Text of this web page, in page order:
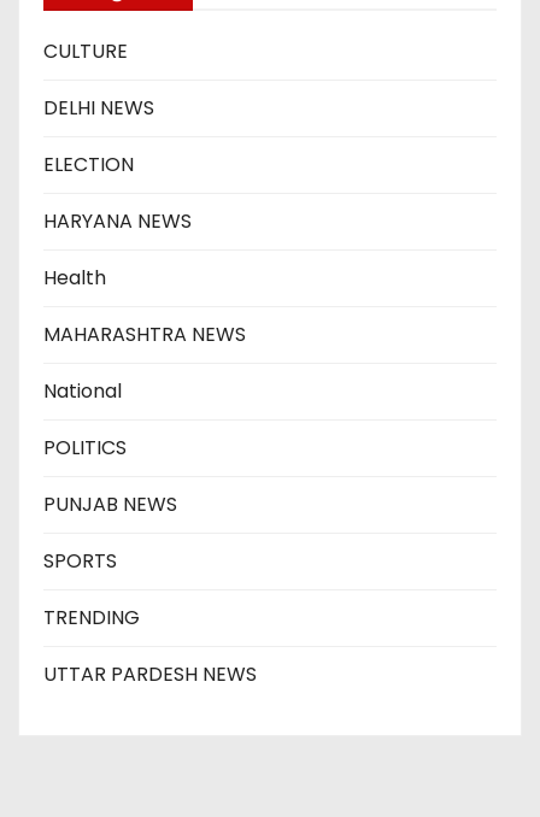
CULTURE
DELHI NEWS
ELECTION
HARYANA NEWS
Health
MAHARASHTRA NEWS
National
POLITICS
PUNJAB NEWS
SPORTS
TRENDING
UTTAR PARDESH NEWS